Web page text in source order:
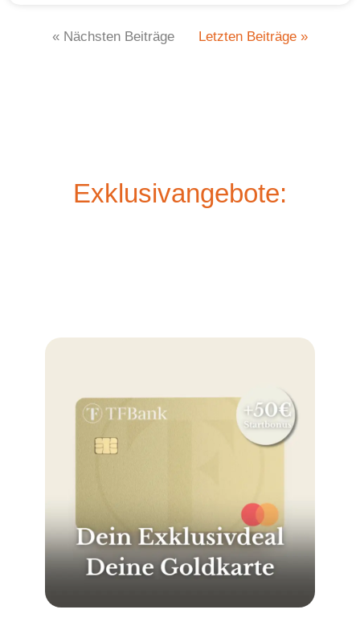
« Nächsten Beiträge Letzten Beiträge »
Exklusivangebote: